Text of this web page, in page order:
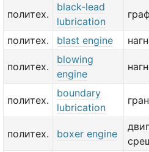
политех.
black-lead
lubrication
политех. blast engine
политех.
blowing
engine
политех.
boundary
lubrication
политех. boxer engine